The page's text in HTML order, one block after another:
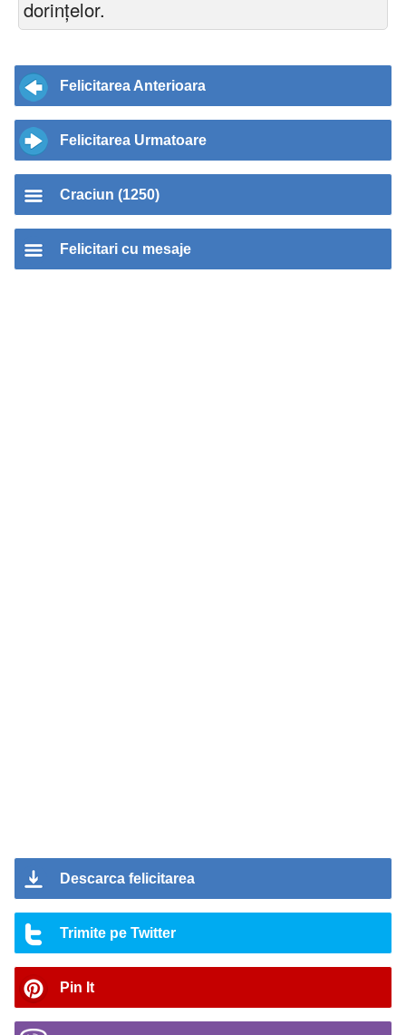
dorinţelor.
Felicitarea Anterioara
Felicitarea Urmatoare
Craciun (1250)
Felicitari cu mesaje
Descarca felicitarea
Trimite pe Twitter
Pin It